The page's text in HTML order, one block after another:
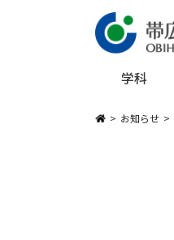
メインコンテンツへスキップ
学科
お知らせ